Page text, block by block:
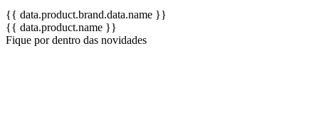
{{ data.product.brand.data.name }}
{{ data.product.name }}
Fique por dentro das novidades